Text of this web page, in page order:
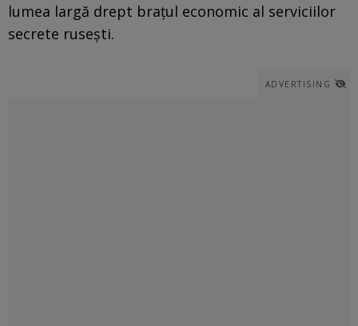
lumea largă drept brațul economic al serviciilor
secrete rusești.
ADVERTISING